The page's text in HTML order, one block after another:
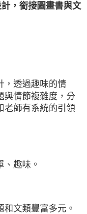
，銜接圖畫書與文
，透過趣味的情
與情節複雜度，分
老師有系統的引領
趣味。
文類豐富多元。